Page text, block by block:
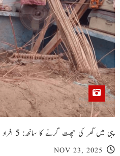
پبی میں گھر کی چھت گرنے کا سانحہ: 5 افراد جان کی بازی ہار گئے، 3 زخمی
NOV 23, 2025